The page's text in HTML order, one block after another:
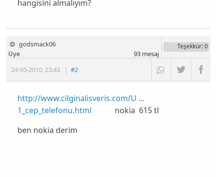
hangisini almalıyım?
godsmack06
24-05-2010,23:43 |#2
Üye
Teşekkür: 0
93mesaj
http://www.cilginalisveris.com/U ...
1_cep_telefonu.html nokia 615 tl
ben nokia derim